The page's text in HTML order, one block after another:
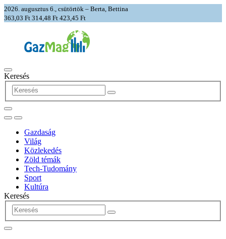
2026. augusztus 6., csütörtök – Berta, Bettina
363,03 Ft 314,48 Ft 423,45 Ft
Keresés
Gazdaság
Világ
Közlekedés
Zöld témák
Tech-Tudomány
Sport
Kultúra
Keresés